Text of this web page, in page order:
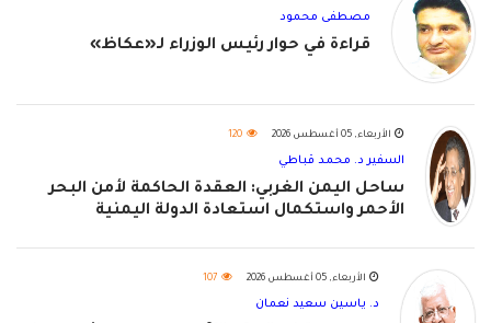
مصطفى محمود
قراءة في حوار رئيس الوزراء لـ«عكاظ»
الأربعاء, 05 أغسطس 2026 120
السفير د. محمد قباطي
ساحل اليمن الغربي: العقدة الحاكمة لأمن البحر
الأحمر واستكمال استعادة الدولة اليمنية
الأربعاء, 05 أغسطس 2026 107
د. ياسين سعيد نعمان